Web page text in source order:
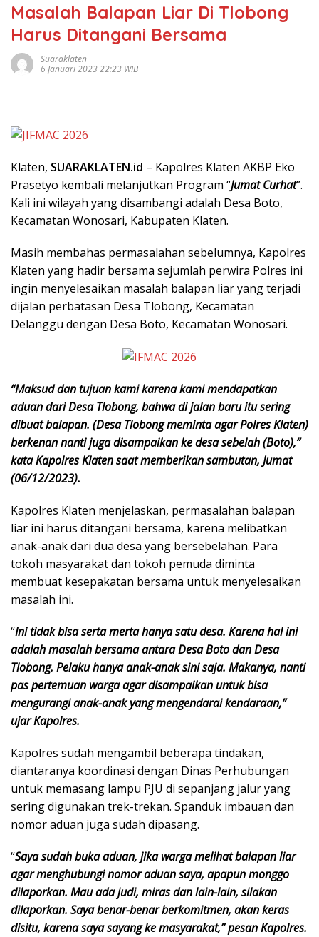
Masalah Balapan Liar Di Tlobong
Harus Ditangani Bersama
Suaraklaten
6 Januari 2023 22:23 WIB
Klaten, SUARAKLATEN.id – Kapolres Klaten AKBP Eko
Prasetyo kembali melanjutkan Program “Jumat Curhat”.
Kali ini wilayah yang disambangi adalah Desa Boto,
Kecamatan Wonosari, Kabupaten Klaten.
Masih membahas permasalahan sebelumnya, Kapolres
Klaten yang hadir bersama sejumlah perwira Polres ini
ingin menyelesaikan masalah balapan liar yang terjadi
dijalan perbatasan Desa Tlobong, Kecamatan
Delanggu dengan Desa Boto, Kecamatan Wonosari.
“Maksud dan tujuan kami karena kami mendapatkan
aduan dari Desa Tlobong, bahwa di jalan baru itu sering
dibuat balapan. (Desa Tlobong meminta agar Polres Klaten)
berkenan nanti juga disampaikan ke desa sebelah (Boto),”
kata Kapolres Klaten saat memberikan sambutan, Jumat
(06/12/2023).
Kapolres Klaten menjelaskan, permasalahan balapan
liar ini harus ditangani bersama, karena melibatkan
anak-anak dari dua desa yang bersebelahan. Para
tokoh masyarakat dan tokoh pemuda diminta
membuat kesepakatan bersama untuk menyelesaikan
masalah ini.
“Ini tidak bisa serta merta hanya satu desa. Karena hal ini
adalah masalah bersama antara Desa Boto dan Desa
Tlobong. Pelaku hanya anak-anak sini saja. Makanya, nanti
pas pertemuan warga agar disampaikan untuk bisa
mengurangi anak-anak yang mengendarai kendaraan,”
ujar Kapolres.
Kapolres sudah mengambil beberapa tindakan,
diantaranya koordinasi dengan Dinas Perhubungan
untuk memasang lampu PJU di sepanjang jalur yang
sering digunakan trek-trekan. Spanduk imbauan dan
nomor aduan juga sudah dipasang.
“Saya sudah buka aduan, jika warga melihat balapan liar
agar menghubungi nomor aduan saya, apapun monggo
dilaporkan. Mau ada judi, miras dan lain-lain, silakan
dilaporkan. Saya benar-benar berkomitmen, akan keras
disitu, karena saya sayang ke masyarakat,” pesan Kapolres.